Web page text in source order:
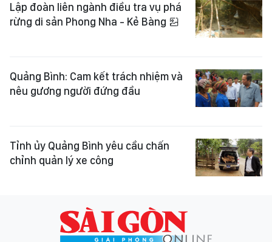
Lập đoàn liên ngành điều tra vụ phá
rừng di sản Phong Nha - Kẻ Bàng
Quảng Bình: Cam kết trách nhiệm và
nêu gương người đứng đầu
Tỉnh ủy Quảng Bình yêu cầu chấn
chỉnh quản lý xe công